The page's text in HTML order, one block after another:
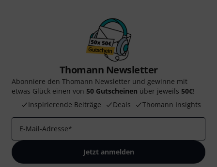
Thomann Newsletter
Abonniere den Thomann Newsletter und gewinne mit
etwas Glück einen von 50 Gutscheinen über jeweils 50€!
Inspirierende Beiträge
Deals Thomann Insights
E-Mail-Adresse*
Jetzt anmelden